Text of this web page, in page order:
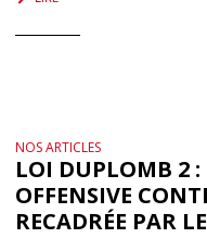
NOS ARTICLES
LOI DUPLOMB 2
OFFENSIVE
RECADRÉE PAR